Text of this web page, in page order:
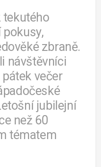
tekutého
zbraně.
návštěvníci
večer
jubilejní
než 60
tématem